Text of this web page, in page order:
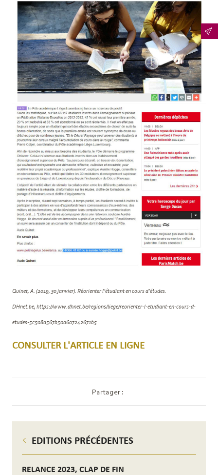
EDITIONS PRÉCÉDENTES
RELANCE 2023, CLAP DE FIN
Quinet, A. (2019, 30 janvier). Réorienter l’étudiant en cours d’études.
DHnet.be, https://www.dhnet.be/regions/liege/reorienter-l-etudiant-en-cours-d-
etudes-5c508a567b50a607242671b5
CONSULTER L'ARTICLE EN LIGNE
Partager :